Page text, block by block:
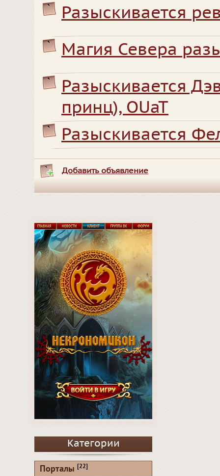
Разыскивается
Магия Севера
Разыскивается
принц), OUaT
Разыскивается
Добавить объявление
Категории
Порталы [22]